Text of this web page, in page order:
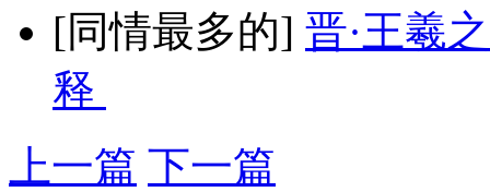
[同情最多的] 晋·王羲
释
上一篇 下一篇